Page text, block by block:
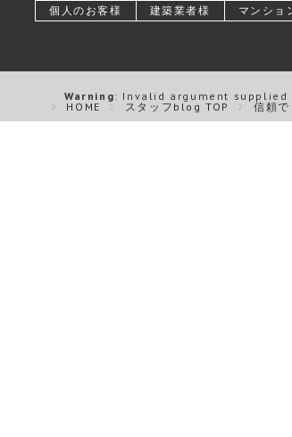
個人のお客様 建築業者様 マンショ
Warning: Invalid argument
HOME
スタッフblog TOP 信頼